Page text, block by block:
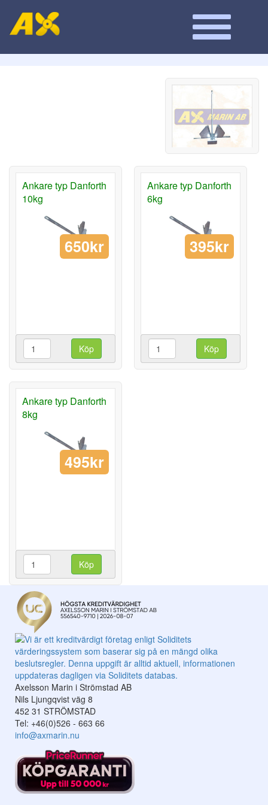
Ankare typ Danforth
10kg
650kr
Köp
Ankare typ Danforth
6kg
395kr
Köp
Ankare typ Danforth
8kg
495kr
Köp
Axelsson Marin i Strömstad AB
Nils Ljungqvist väg 8
452 31 STRÖMSTAD
Tel: +46(0)526 - 663 66
info@axmarin.nu